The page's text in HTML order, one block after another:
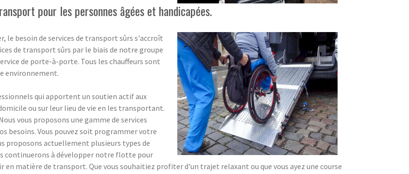
pour les personnes âgées et handicapées.
le besoin de services de transport sûrs s'accroît
de transport sûrs par le biais de notre groupe
de porte-à-porte. Tous les chauffeurs sont
environnement.
qui apportent un soutien actif aux
ou sur leur lieu de vie en les transportant.
vous proposons une gamme de services
besoins. Vous pouvez soit programmer votre
proposons actuellement plusieurs types de
continuerons à développer notre flotte pour
en matière de transport. Que vous souhaitiez profiter d'un trajet relaxant ou que vous ayez une course